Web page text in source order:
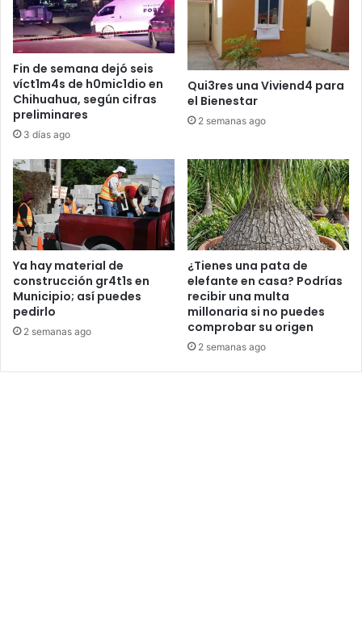
Fin de semana dejó seis
víct1m4s de h0mic1dio en
Chihuahua, según cifras
preliminares
3 días ago
Qui3res una Viviend4 para
el Bienestar
2 semanas ago
Ya hay material de
construcción gr4t1s en
Municipio; así puedes
pedirlo
2 semanas ago
¿Tienes una pata de
elefante en casa? Podrías
recibir una multa
millonaria si no puedes
comprobar su origen
2 semanas ago